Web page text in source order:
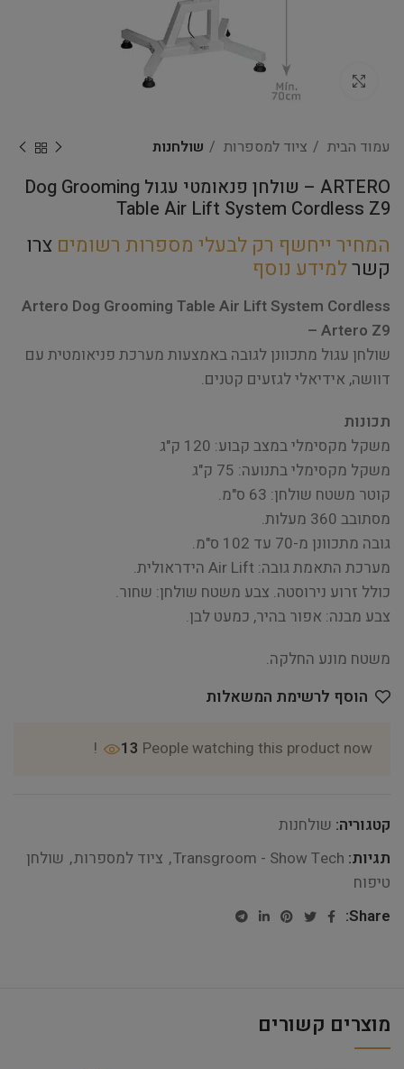
Click to enlarge
עמוד הבית ציוד למספרות שולחנות
ARTERO – שולחן פנאומטי עגול Dog Grooming
Table Air Lift System Cordless Z9
המחיר ייחשף רק לבעלי מספרות רשומים צרו
קשרלמידע נוסף
Artero Dog Grooming Table Air Lift System Cordless
– Artero Z9
שולחן עגול מתכוונן לגובה באמצעות מערכת פניאומטית עם
דוושה, אידיאלי לגזעים קטנים.
תכונות
משקל מקסימלי במצב קבוע: 120 ק"ג
משקל מקסימלי בתנועה: 75 ק"ג
קוטר משטח שולחן: 63 ס"מ.
מסתובב 360 מעלות.
גובה מתכוונן מ-70 עד 102 ס"מ.
מערכת התאמת גובה: Air Lift הידראולית.
כולל זרוע נירוסטה. צבע משטח שולחן: שחור.
צבע מבנה: אפור בהיר, כמעט לבן.
משטח מונע החלקה.
הוסף לרשימת המשאלות
13 People watching this product now!
קטגוריה: שולחנות
תגיות: Transgroom - Show Tech
, ציוד למספרות, שולחן
טיפוח
Share:
מוצרים קשורים